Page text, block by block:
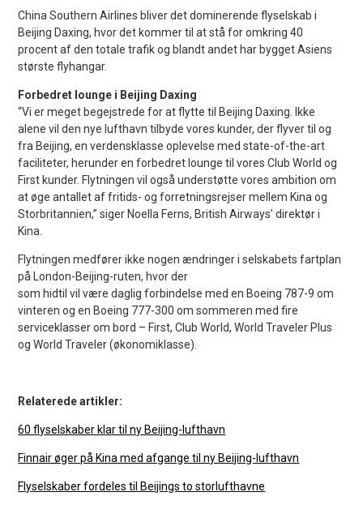
China Southern Airlines bliver det dominerende flyselskab i
Beijing Daxing, hvor det kommer til at stå for omkring 40
procent af den totale trafik og blandt andet har bygget Asiens
største flyhangar.
Forbedret lounge i Beijing Daxing
“Vi er meget begejstrede for at flytte til Beijing Daxing. Ikke
alene vil den nye lufthavn tilbyde vores kunder, der flyver til og
fra Beijing, en verdensklasse oplevelse med state-of-the-art
faciliteter, herunder en forbedret lounge til vores Club World og
First kunder. Flytningen vil også understøtte vores ambition om
at øge antallet af fritids- og forretningsrejser mellem Kina og
Storbritannien,” siger Noella Ferns, British Airways’ direktør i
Kina.
Flytningen medfører ikke nogen ændringer i selskabets fartplan
på London-Beijing-ruten, hvor der
som hidtil vil være daglig forbindelse med en Boeing 787-9 om
vinteren og en Boeing 777-300 om sommeren med fire
serviceklasser om bord – First, Club World, World Traveler Plus
og World Traveler (økonomiklasse).
Relaterede artikler:
60 flyselskaber klar til ny Beijing-lufthavn
Finnair øger på Kina med afgange til ny Beijing-lufthavn
Flyselskaber fordeles til Beijings to storlufthavne